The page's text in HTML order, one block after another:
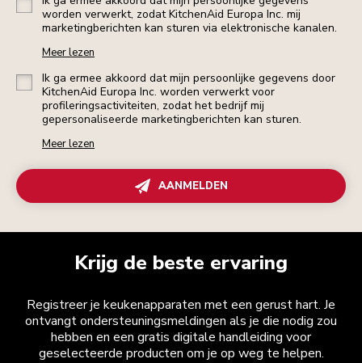
worden verwerkt, zodat KitchenAid Europa Inc. mij
marketingberichten kan sturen via elektronische kanalen.
Meer lezen
Ik ga ermee akkoord dat mijn persoonlijke gegevens door
KitchenAid Europa Inc. worden verwerkt voor
profileringsactiviteiten, zodat het bedrijf mij
gepersonaliseerde marketingberichten kan sturen.
Meer lezen
AANMELDEN
Krijg de beste ervaring
Registreer je keukenapparaten met een gerust hart. Je
ontvangt ondersteuningsmeldingen als je die nodig zou
hebben en een gratis digitale handleiding voor
geselecteerde producten om je op weg te helpen.